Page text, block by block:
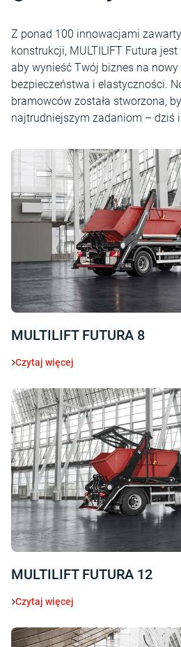
Z ponad 100 innowacjami
konstrukcji, MULTILIFT Futura jest
aby wynieść Twój biznes na
bezpieczeństwa i elastyczności.
bramowców została stworzona,
najtrudniejszym zadaniom – dziś i
MULTILIFT FUTURA 8
Czytaj więcej
MULTILIFT FUTURA 12
Czytaj więcej